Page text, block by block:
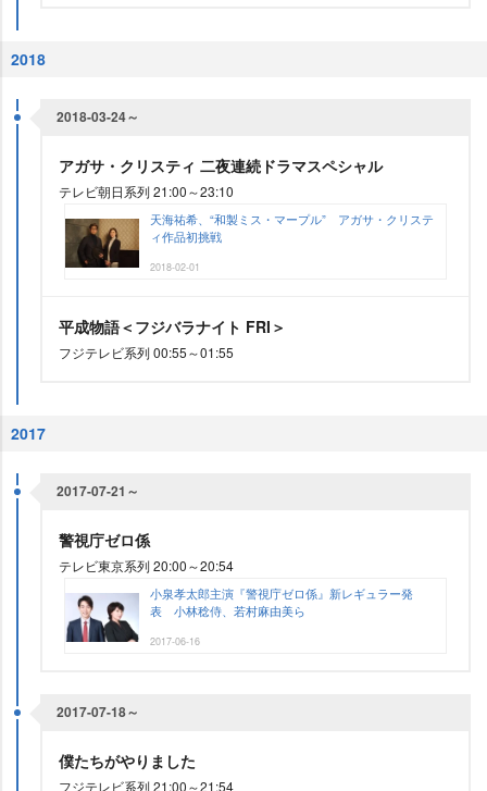
2018
2018-03-24～
アガサ・クリスティ 二夜連続ドラマスペシャル
テレビ朝日系列 21:00～23:10
天海祐希、“和製ミス・マープル” アガサ・クリステ
ィ作品初挑戦
2018-02-01
平成物語＜フジバラナイト FRI＞
フジテレビ系列 00:55～01:55
2017
2017-07-21～
警視庁ゼロ係
テレビ東京系列 20:00～20:54
小泉孝太郎主演『警視庁ゼロ係』新レギュラー発
表 小林稔侍、若村麻由美ら
2017-06-16
2017-07-18～
僕たちがやりました
フジテレビ系列 21:00～21:54